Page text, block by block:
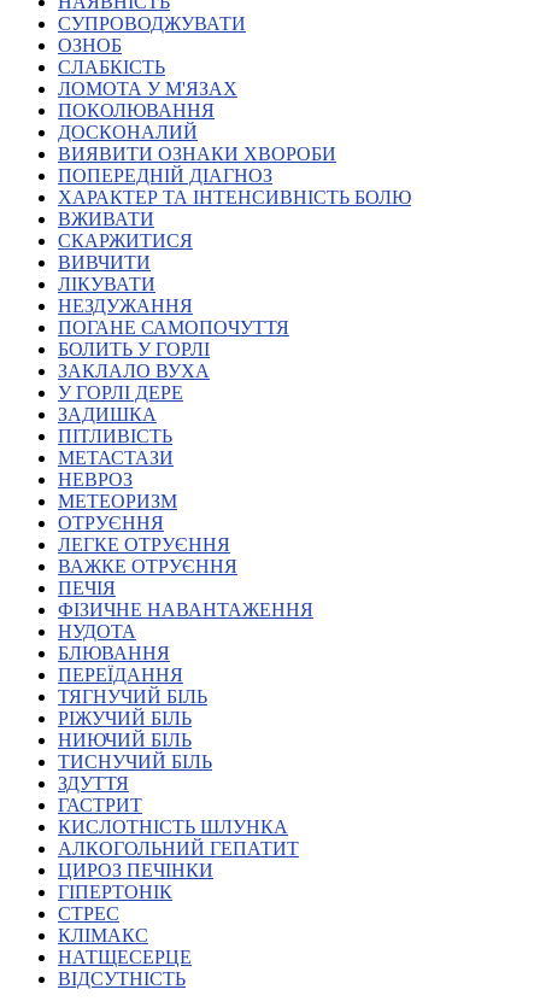
Волинська область
Дніпропетровська область
Донецька область
Житомирська область
Закарпатська область
Запорізька область
Івано-Франківська область
Київ
Київська область
Миколаївська область
Одеська область
Полтавська область
Рівненська область
Сумська область
Тернопільська область
Херсонська область
Хмельницька область
Черкаська область
Чернігівська область
Особи відповідальні за контактування з
питань укладення договорів
Вивчаємо жестову мову
Дитяча сторінка
Новини про жестову мову
Ресурс для вивчення жестових мов різних країн
ЦУЖМ
Проєкт "Жестова мова для поліцейських"
Про шахрайські схеми
ВІКТОРИНА
На допомогу військовим
Медична термінологія жестовою мовою
СУПРОВОДЖУВАТИ
ОЗНОБ
СЛАБКІСТЬ
ЛОМОТА У М'ЯЗАХ
ПОКОЛЮВАННЯ
ДОСКОНАЛИЙ
ВИЯВИТИ ОЗНАКИ ХВОРОБИ
ПОПЕРЕДНІЙ ДІАГНОЗ
ХАРАКТЕР ТА ІНТЕНСИВНІСТЬ БОЛЮ
ВЖИВАТИ
СКАРЖИТИСЯ
ВИВЧИТИ
ЛІКУВАТИ
НЕЗДУЖАННЯ
ПОГАНЕ САМОПОЧУТТЯ
БОЛИТЬ У ГОРЛІ
ЗАКЛАЛО ВУХА
У ГОРЛІ ДЕРЕ
ЗАДИШКА
ПІТЛИВІСТЬ
МЕТАСТАЗИ
НЕВРОЗ
МЕТЕОРИЗМ
ОТРУЄННЯ
ЛЕГКЕ ОТРУЄННЯ
ВАЖКЕ ОТРУЄННЯ
ПЕЧІЯ
ФІЗИЧНЕ НАВАНТАЖЕННЯ
НУДОТА
БЛЮВАННЯ
ПЕРЕЇДАННЯ
ТЯГНУЧИЙ БІЛЬ
РІЖУЧИЙ БІЛЬ
НИЮЧИЙ БІЛЬ
ТИСНУЧИЙ БІЛЬ
ЗДУТТЯ
ГАСТРИТ
КИСЛОТНІСТЬ ШЛУНКА
АЛКОГОЛЬНИЙ ГЕПАТИТ
ЦИРОЗ ПЕЧІНКИ
ГІПЕРТОНІК
СТРЕС
КЛІМАКС
НАТЩЕСЕРЦЕ
ВІДСУТНІСТЬ